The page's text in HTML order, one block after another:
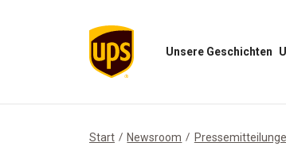
Unsere Geschichten
Start Newsroom